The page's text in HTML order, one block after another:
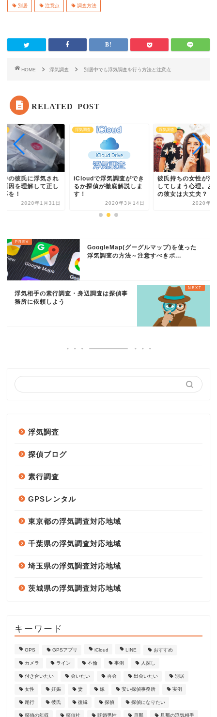
別居 注意点 調査方法
HOME 浮気調査 別居中でも浮気調査を行う方法と注意点
RELATED POST
中の彼氏に浮気され
原因を理解して正し
を！
2020年1月31日
浮気調査
iCloudで浮気調査ができ
るか探偵が徹底解説しま
す！
2020年3月14日
浮気調査
彼氏持ちの女性が浮
してしまう心理。あ
の彼女は大丈夫？
2020年2
GoogleMap(グーグルマップ)を使った
浮気調査の方法～注意すべきポ...
浮気相手の素行調査・身辺調査は探偵事
務所に依頼しよう
浮気調査
探偵ブログ
素行調査
GPSレンタル
東京都の浮気調査対応地域
千葉県の浮気調査対応地域
埼玉県の浮気調査対応地域
茨城県の浮気調査対応地域
キーワード
GPS GPSアプリ iCloud LINE おすすめ
カメラ ライン 不倫 事例 人探し
付き合いたい 会いたい 再会 出会いたい 別居
女性 妊娠 妻 嫁 安い探偵事務所 実例
尾行 彼氏 復縁 探偵 探偵になりたい
探偵の年収 探偵社 既婚男性 旦那 旦那の浮気相手